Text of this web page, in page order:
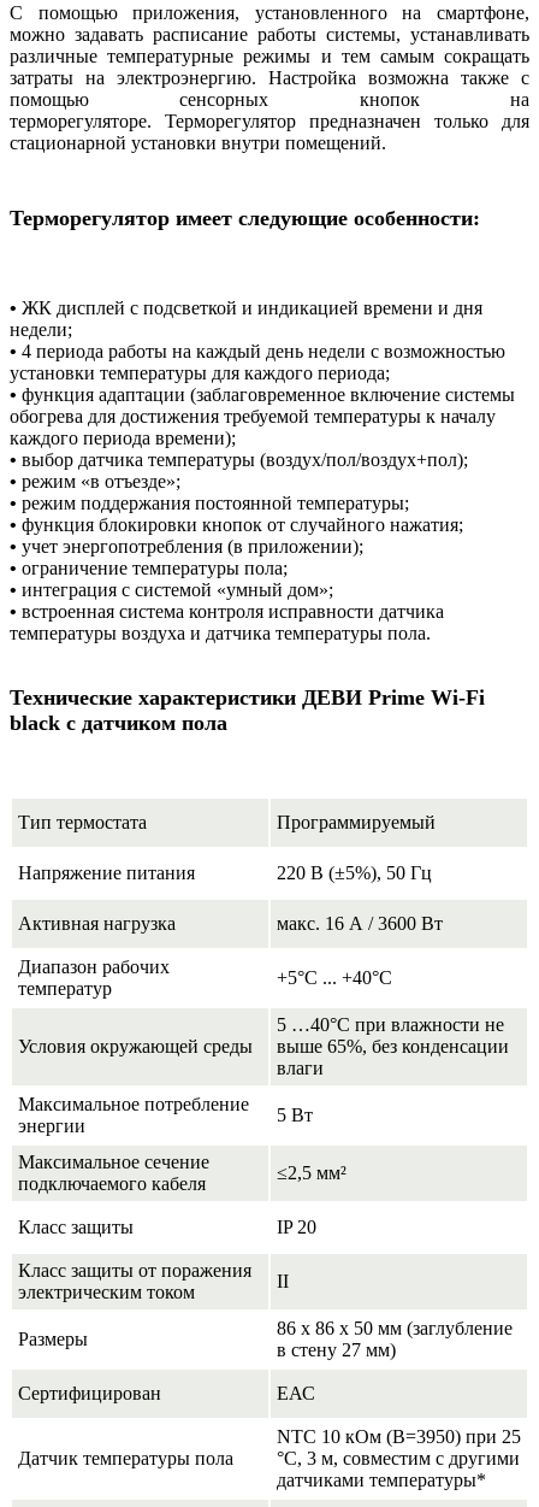
С помощью приложения, установленного на смартфоне,
можно задавать расписание работы системы, устанавливать
различные температурные режимы и тем самым сокращать
затраты на электроэнергию. Настройка возможна также с
помощью сенсорных кнопок на
терморегуляторе. Терморегулятор предназначен только для
стационарной установки внутри помещений.
Терморегулятор имеет следующие особенности:
• ЖК дисплей с подсветкой и индикацией времени и дня
недели;
• 4 периода работы на каждый день недели с возможностью
установки температуры для каждого периода;
• функция адаптации (заблаговременное включение системы
обогрева для достижения требуемой температуры к началу
каждого периода времени);
• выбор датчика температуры (воздух/пол/воздух+пол);
• режим «в отъезде»;
• режим поддержания постоянной температуры;
• функция блокировки кнопок от случайного нажатия;
• учет энергопотребления (в приложении);
• ограничение температуры пола;
• интеграция с системой «умный дом»;
• встроенная система контроля исправности датчика
температуры воздуха и датчика температуры пола.
Технические характеристики ДЕВИ Prime Wi-Fi
black с датчиком пола
Тип термостата Программируемый
Напряжение питания 220 В (±5%), 50 Гц
Активная нагрузка макс. 16 А / 3600 Вт
Диапазон рабочих
температур
+5°C ... +40°C
Условия окружающей среды
5 …40°С при влажности не
выше 65%, без конденсации
влаги
Максимальное потребление
энергии
5 Вт
Максимальное сечение
подключаемого кабеля
≤2,5 мм²
Класс защиты IP 20
Класс защиты от поражения
электрическим током
II
Размеры
86 х 86 х 50 мм (заглубление
в стену 27 мм)
Сертифицирован ЕАС
Датчик температуры пола
NTC 10 кОм (B=3950) при 25
°C, 3 м, совместим с другими
датчиками температуры*